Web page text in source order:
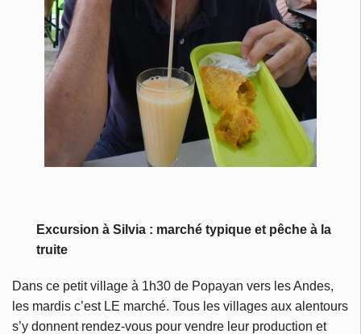
Excursion à Silvia : marché typique et pêche à la
truite
Dans ce petit village à 1h30 de Popayan vers les Andes,
les mardis c’est LE marché. Tous les villages aux alentours
s’y donnent rendez-vous pour vendre leur production et